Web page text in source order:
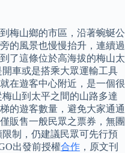
梅山鄉的市區，沿著蜿蜒公
的風景也慢慢抬升，連續過
了這條位於高海拔的梅山太
車或是搭乘大眾運輸工具
在遊客中心附近，是一個很
山到太平之間的山路多達
的遊客數量，避免大家通通
販售一般民眾之票券，無團
制，仍建議民眾可先行預
出發前授權合作 ，原文刊